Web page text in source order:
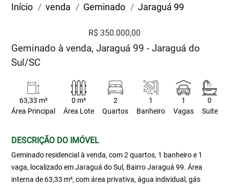
Início venda Geminado Jaraguá 99
R$ 350.000,00
Geminado à venda, Jaraguá 99 - Jaraguá do
Sul/SC
63,33 m²
Área Principal
0 m²
Área Lote
2
Quartos
1
Banheiro
1
Vagas
0
Suite
DESCRIÇÃO DO IMÓVEL
Geminado residencial à venda, com 2 quartos, 1 banheiro e 1
vaga, localizado em Jaraguá do Sul, Bairro Jaraguá 99. Área
interna de 63,33 m², com área privativa, água individual, gás